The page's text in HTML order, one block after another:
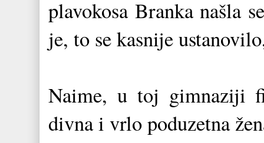
plavokosa Branka našla
je, to se kasnije
Naime, u toj gimnaziji
divna i vrlo poduzetna